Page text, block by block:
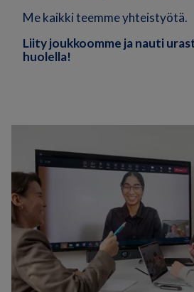
Me kaikki teemme yhteistyötä.
Liity joukkoomme ja nauti
huolella!